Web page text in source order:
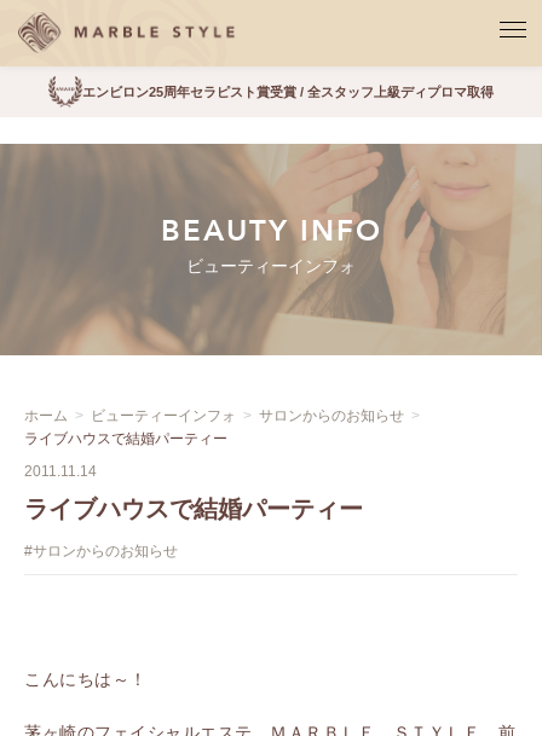
エンビロン25周年セラピスト賞受賞 / 全スタッフ上級ディプロマ取得
BEAUTY INFO
ビューティーインフォ
ホーム ビューティーインフォ
サロンからのお知らせ
ライブハウスで結婚パーティー
2011.11.14
ライブハウスで結婚パーティー
#サロンからのお知らせ
こんにちは～！